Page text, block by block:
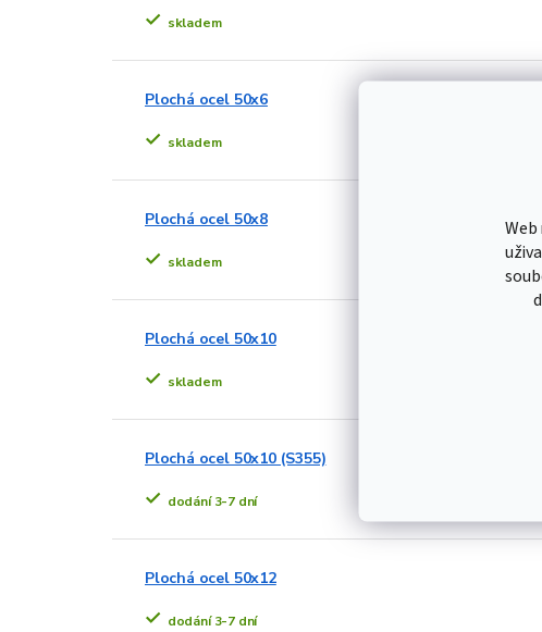
skladem
Plochá ocel 50x6
skladem
Plochá ocel 50x8
skladem
Plochá ocel 50x10
skladem
Plochá ocel 50x10 (S355)
dodání 3-7 dní
Plochá ocel 50x12
dodání 3-7 dní